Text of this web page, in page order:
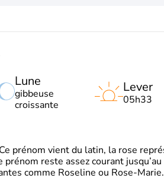
Lune
gibbeuse
croissante
Lever
05h33
prénom vient du latin, la rose
prénom reste assez courant
comme Roseline ou Rose-